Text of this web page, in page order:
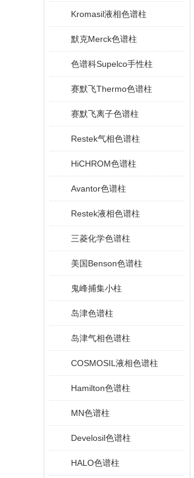
Kromasil液相色谱柱
默克Merck色谱柱
色谱科Supelco手性柱
赛默飞Thermo色谱柱
赛默飞离子色谱柱
Restek气相色谱柱
HiCHROM色谱柱
Avantor色谱柱
Restek液相色谱柱
三菱化学色谱柱
美国Benson色谱柱
鬼峰捕集小柱
岛津色谱柱
岛津气相色谱柱
COSMOSIL液相色谱柱
Hamilton色谱柱
MN色谱柱
Develosil色谱柱
HALO色谱柱